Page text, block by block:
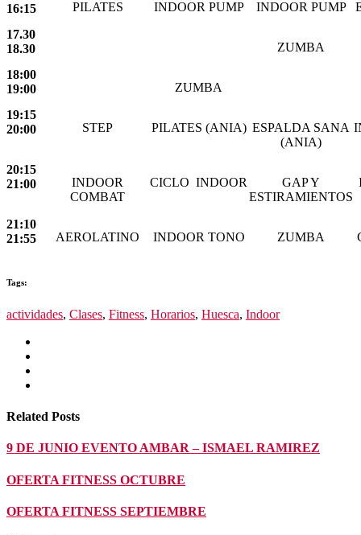
16:15
PILATES INDOOR PUMP INDOOR PUMP
17.30
18.30
ZUMBA
18:00
19:00
ZUMBA
19:15
20:00
STEP PILATES (ANIA) ESPALDA SANA
(ANIA)
20:15
21:00
INDOOR
COMBAT
CICLO INDOOR
GAP Y
ESTIRAMIENTOS
21:10
21:55
AEROLATINO INDOOR TONO ZUMBA
Tags:
actividades, Clases, Fitness, Horarios, Huesca, Indoor
Related Posts
9 DE JUNIO EVENTO AMBAR – ISMAEL RAMIREZ
OFERTA FITNESS OCTUBRE
OFERTA FITNESS SEPTIEMBRE